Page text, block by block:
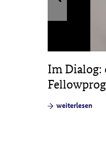
Im Dialog:
weiterlesen